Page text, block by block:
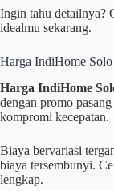
Ingin tahu detailnya?
idealmu sekarang.
Harga IndiHome
Harga IndiHome
dengan promo
kompromi kecepatan.
Biaya bervariasi
biaya tersembunyi.
lengkap.